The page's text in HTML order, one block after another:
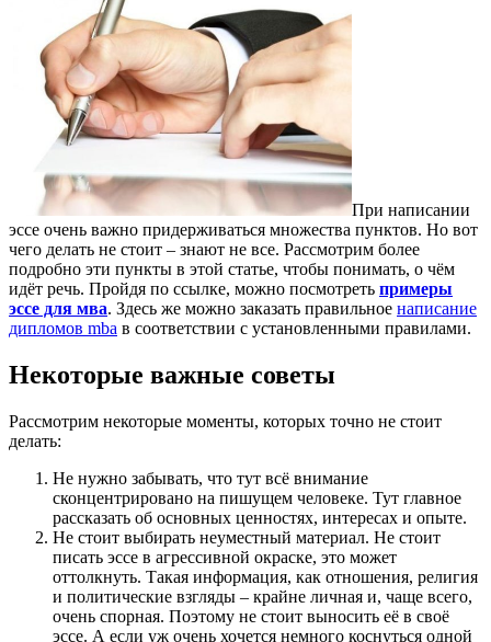
При написании
эссе очень важно придерживаться множества пунктов. Но вот
чего делать не стоит – знают не все. Рассмотрим более
подробно эти пункты в этой статье, чтобы понимать, о чём
идёт речь. Пройдя по ссылке, можно посмотреть примеры
эссе для мва. Здесь же можно заказать правильное написание
дипломов mba в соответствии с установленными правилами.
Некоторые важные советы
Рассмотрим некоторые моменты, которых точно не стоит
делать:
Не нужно забывать, что тут всё внимание
сконцентрировано на пишущем человеке. Тут главное
рассказать об основных ценностях, интересах и опыте.
Не стоит выбирать неуместный материал. Не стоит
писать эссе в агрессивной окраске, это может
оттолкнуть. Такая информация, как отношения, религия
и политические взгляды – крайне личная и, чаще всего,
очень спорная. Поэтому не стоит выносить её в своё
эссе. А если уж очень хочется немного коснуться одной